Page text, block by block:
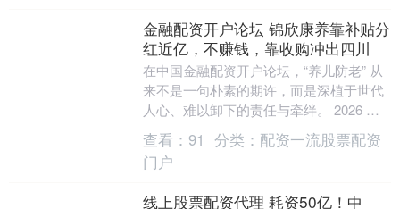
金融配资开户论坛 锦欣康养靠补贴分
红近亿，不赚钱，靠收购冲出四川
在中国金融配资开户论坛，“养儿防老” 从
来不是一句朴素的期许，而是深植于世代
人心、难以卸下的责任与牵绊。 2026 年 2
月，锦欣康养向港交所递交招股书，正
式....
查看： 91 分类： 配资一流股票配资
门户
线上股票配资代理 耗资50亿！中